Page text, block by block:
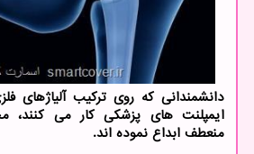
دانشمندانی که روی ترکیب آلیاژهای
ایمپلنت های پزشکی کار می کنند،
منعطف ابداع نموده اند.